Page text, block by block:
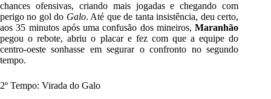
chances ofensivas, criando mais jogadas e chegando com
perigo no gol do Galo. Até que de tanta insistência, deu certo,
aos 35 minutos após uma confusão dos mineiros,Maranhão
pegou o rebote, abriu o placar e fez com que a equipe do
centro-oeste sonhasse em segurar o confronto no segundo
tempo.
2º Tempo: Virada do Galo